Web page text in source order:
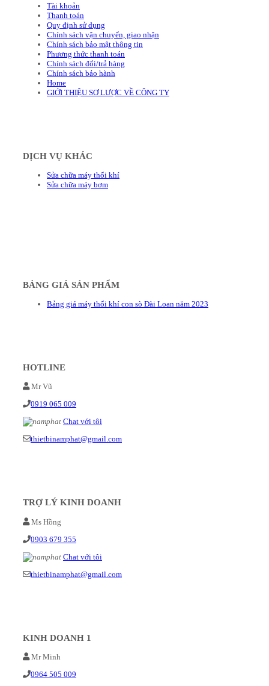
Tài khoản
Thanh toán
Quy định sử dụng
Chính sách vận chuyển, giao nhận
Chính sách bảo mật thông tin
Phương thức thanh toán
Chính sách đổi/trả hàng
Chính sách bảo hành
Home
GIỚI THIỆU SƠ LƯỢC VỀ CÔNG TY
DỊCH VỤ KHÁC
Sửa chữa máy thổi khí
Sửa chữa máy bơm
BẢNG GIÁ SẢN PHẨM
Bảng giá máy thổi khí con sò Đài Loan năm 2023
HOTLINE
Mr Vũ
0919 065 009
Chat với tôi
thietbinamphat@gmail.com
TRỢ LÝ KINH DOANH
Ms Hồng
0903 679 355
Chat với tôi
thietbinamphat@gmail.com
KINH DOANH 1
Mr Minh
0964 505 009